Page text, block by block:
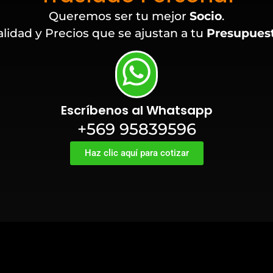
Queremos ser tu mejor Socio.
y Precios que se ajustan a tu
Escríbenos al Whatsapp
+569 95839596
Haz clic aquí para cotizar